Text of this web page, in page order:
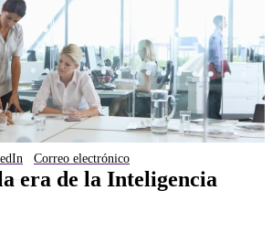
Correo electrónico
era de la Inteligencia